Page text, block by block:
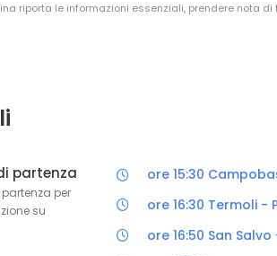
riporta le informazioni essenziali, prendere nota
partenza
per
su
ore 15:30
ore 16:30 Termoli -
ore 16:50 San